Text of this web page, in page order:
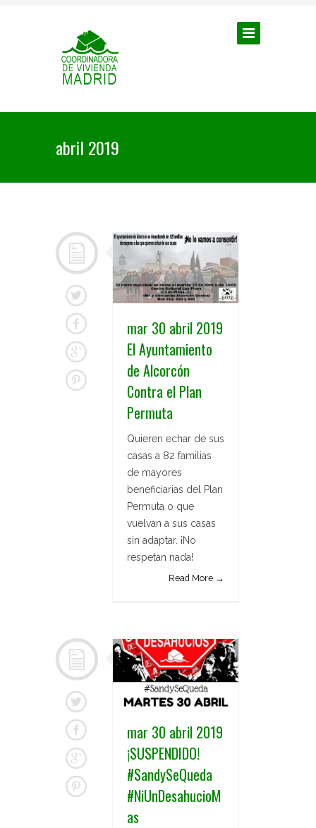
abril 2019
mar 30 abril 2019
El Ayuntamiento
de Alcorcón
Contra el Plan
Permuta
Quieren echar de sus
casas a 82 familias
de mayores
beneficiarias del Plan
Permuta o que
vuelvan a sus casas
sin adaptar. ¡No
respetan nada!
Read More →
mar 30 abril 2019
¡SUSPENDIDO!
#SandySeQueda
#NiUnDesahucioM
as